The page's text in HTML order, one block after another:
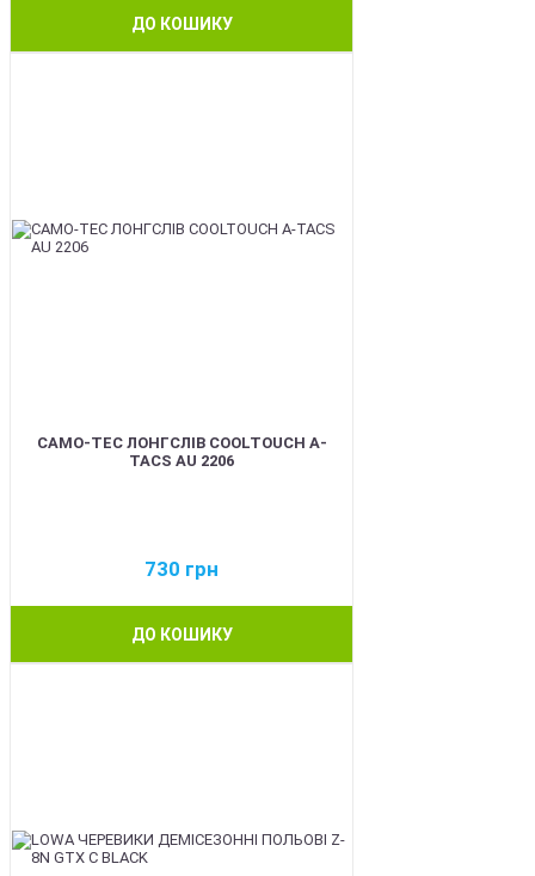
ДО КОШИКУ
CAMO-TEC ЛОНГСЛІВ COOLTOUCH A-
TACS AU 2206
730 грн
ДО КОШИКУ